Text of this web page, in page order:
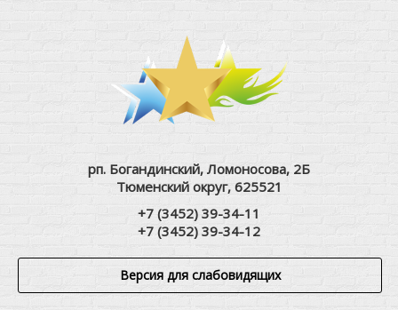
рп. Богандинский, Ломоносова, 2Б
Тюменский округ, 625521
+7 (3452) 39-34-11
+7 (3452) 39-34-12
Версия для слабовидящих